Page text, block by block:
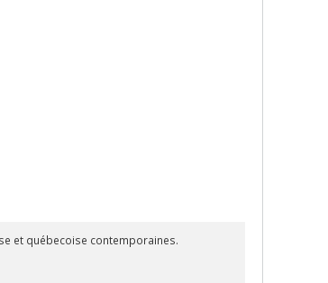
et québecoise contemporaines.